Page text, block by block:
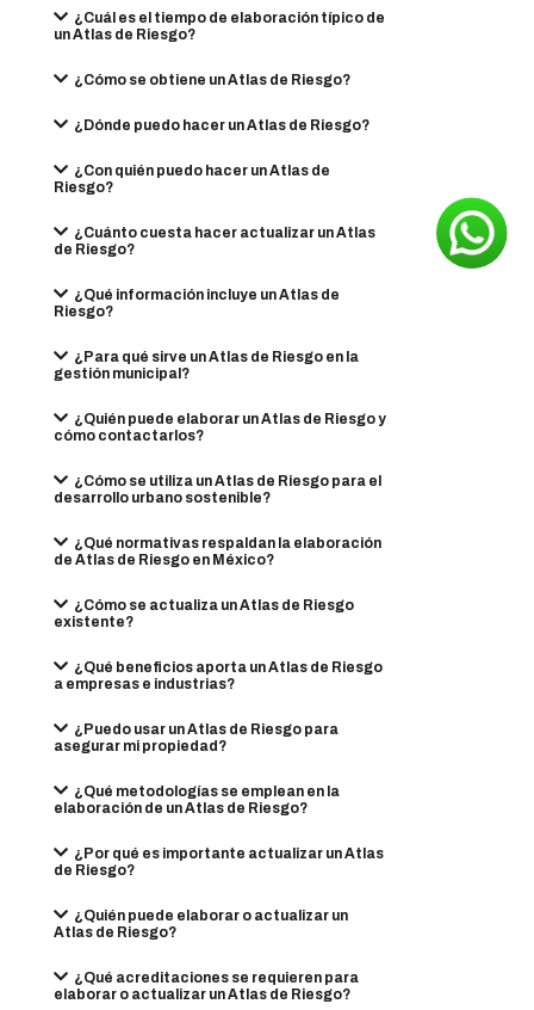
¿Cuál es el tiempo de elaboración típico de
un Atlas de Riesgo?
¿Cómo se obtiene un Atlas de Riesgo?
¿Dónde puedo hacer un Atlas de Riesgo?
¿Con quién puedo hacer un Atlas de
Riesgo?
¿Cuánto cuesta hacer actualizar un Atlas
de Riesgo?
¿Qué información incluye un Atlas de
Riesgo?
¿Para qué sirve un Atlas de Riesgo en la
gestión municipal?
¿Quién puede elaborar un Atlas de Riesgo y
cómo contactarlos?
¿Cómo se utiliza un Atlas de Riesgo para el
desarrollo urbano sostenible?
¿Qué normativas respaldan la elaboración
de Atlas de Riesgo en México?
¿Cómo se actualiza un Atlas de Riesgo
existente?
¿Qué beneficios aporta un Atlas de Riesgo
a empresas e industrias?
¿Puedo usar un Atlas de Riesgo para
asegurar mi propiedad?
¿Qué metodologías se emplean en la
elaboración de un Atlas de Riesgo?
¿Por qué es importante actualizar un Atlas
de Riesgo?
¿Quién puede elaborar o actualizar un
Atlas de Riesgo?
¿Qué acreditaciones se requieren para
elaborar o actualizar un Atlas de Riesgo?